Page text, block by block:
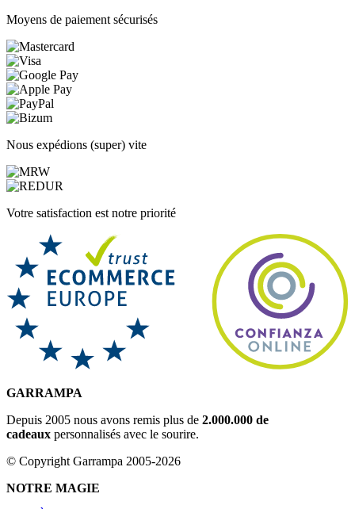
Moyens de paiement sécurisés
Nous expédions (super) vite
Votre satisfaction est notre priorité
GARRAMPA
Depuis 2005 nous avons remis plus de 2.000.000 de
cadeaux personnalisés avec le sourire.
© Copyright Garrampa 2005-2026
NOTRE MAGIE